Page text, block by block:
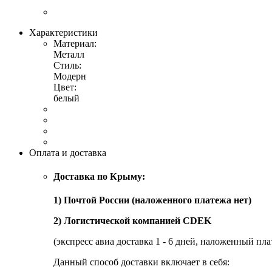
Характеристики
Материал:
Металл
Стиль:
Модерн
Цвет:
белый
Оплата и доставка
Доставка по Крыму:
1) Почтой России (наложенного платежа нет)
2) Логистической компанией CDEK
(экспресс авиа доставка 1 - 6 дней, наложенный
Данный способ доставки включает в себя: